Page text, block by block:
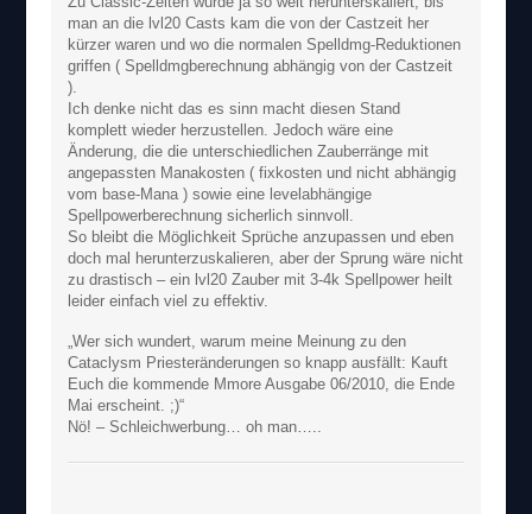
man an die lvl20 Casts kam die von der Castzeit her
kürzer waren und wo die normalen Spelldmg-Reduktionen
griffen ( Spelldmgberechnung abhängig von der Castzeit
).
Ich denke nicht das es sinn macht diesen Stand
komplett wieder herzustellen. Jedoch wäre eine
Änderung, die die unterschiedlichen Zauberränge mit
angepassten Manakosten ( fixkosten und nicht abhängig
vom base-Mana ) sowie eine levelabhängige
Spellpowerberechnung sicherlich sinnvoll.
So bleibt die Möglichkeit Sprüche anzupassen und eben
doch mal herunterzuskalieren, aber der Sprung wäre nicht
zu drastisch – ein lvl20 Zauber mit 3-4k Spellpower heilt
leider einfach viel zu effektiv.
„Wer sich wundert, warum meine Meinung zu den
Cataclysm Priesteränderungen so knapp ausfällt: Kauft
Euch die kommende Mmore Ausgabe 06/2010, die Ende
Mai erscheint. ;)“
Nö! – Schleichwerbung… oh man…..